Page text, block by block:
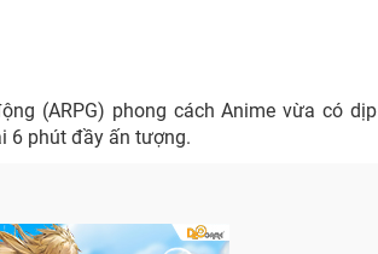
(ARPG) phong cách Anime vừa có dịp
6 phút đầy ấn tượng.